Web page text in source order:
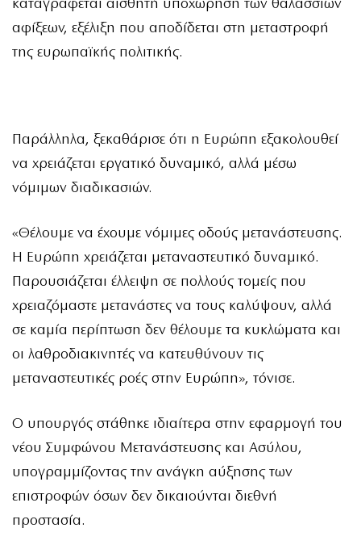
καταγράφεται αισθητή υποχώρηση των θαλάσσιων
αφίξεων, εξέλιξη που αποδίδεται στη μεταστροφή
της ευρωπαϊκής πολιτικής.
Παράλληλα, ξεκαθάρισε ότι η Ευρώπη εξακολουθεί
να χρειάζεται εργατικό δυναμικό, αλλά μέσω
νόμιμων διαδικασιών.
«Θέλουμε να έχουμε νόμιμες οδούς μετανάστευσης.
Η Ευρώπη χρειάζεται μεταναστευτικό δυναμικό.
Παρουσιάζεται έλλειψη σε πολλούς τομείς που
χρειαζόμαστε μετανάστες να τους καλύψουν, αλλά
σε καμία περίπτωση δεν θέλουμε τα κυκλώματα και
οι λαθροδιακινητές να κατευθύνουν τις
μεταναστευτικές ροές στην Ευρώπη», τόνισε.
Ο υπουργός στάθηκε ιδιαίτερα στην εφαρμογή του
νέου Συμφώνου Μετανάστευσης και Ασύλου,
υπογραμμίζοντας την ανάγκη αύξησης των
επιστροφών όσων δεν δικαιούνται διεθνή
προστασία.